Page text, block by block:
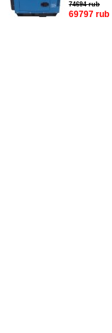
74694 rub
69797 rub